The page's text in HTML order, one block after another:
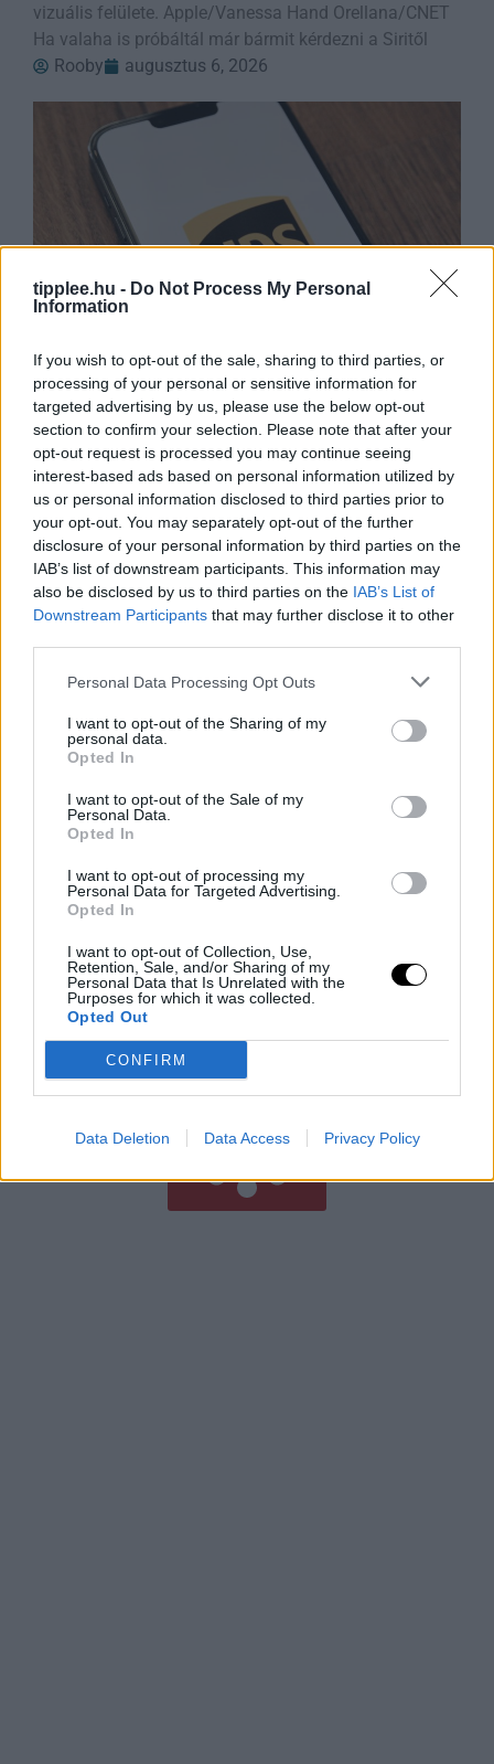
tipplee.hu - Do Not Process My Personal
Information
If you wish to opt-out of the sale, sharing to third parties, or
processing of your personal or sensitive information for
targeted advertising by us, please use the below opt-out
section to confirm your selection. Please note that after your
opt-out request is processed you may continue seeing
interest-based ads based on personal information utilized by
us or personal information disclosed to third parties prior to
your opt-out. You may separately opt-out of the further
disclosure of your personal information by third parties on the
IAB’s list of downstream participants. This information may
also be disclosed by us to third parties on the IAB’s List of
Downstream Participants that may further disclose it to other
Personal Data Processing Opt Outs
I want to opt-out of the Sharing of my
personal data.
Opted In
I want to opt-out of the Sale of my
Personal Data.
Opted In
I want to opt-out of processing my
Personal Data for Targeted Advertising.
Opted In
I want to opt-out of Collection, Use,
Retention, Sale, and/or Sharing of my
Personal Data that Is Unrelated with the
Purposes for which it was collected.
Opted Out
CONFIRM
Data Deletion Data Access Privacy Policy
vizuális felülete. Apple/Vanessa Hand Orellana/CNET
Ha valaha is próbáltál már bármit kérdezni a Siritől
Rooby
augusztus 6, 2026
A Feldolgozott Élelmiszerek Nagy
Tévedése
Iratkozz fel a Slatest hírlevelére, hogy naponta
megkapd a legélesebb elemzéseket, kritikákat és
tanácsokat! Az ultra-feldolgozott élelmiszerek (UPF)
manapság az egyik legnagyobb mumusnak
számítanak, de
Rooby
augusztus 6, 2026
Védelmi Fellendülés: A Felvirágzás Új
Forrása
csupán az ország védelmeként, hanem a gazdasági
növekedés motorjaként is beállítja a katonai
fejlesztéseket. A dokumentum szerint a
Rooby
augusztus 6, 2026
Még több cikk